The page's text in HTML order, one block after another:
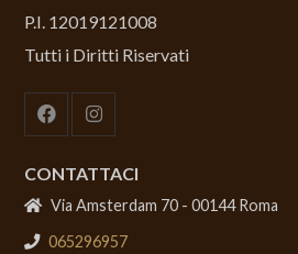
P.I. 12019121008
Tutti i Diritti Riservati
CONTATTACI
Via Amsterdam 70 - 00144 Roma
065296957